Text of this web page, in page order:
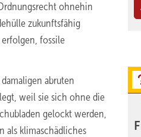
ohnehin
zukunftsfähig
erfolgen, fossile
abruten
weil sie sich ohne die
gelockt werden,
als klimaschädliches